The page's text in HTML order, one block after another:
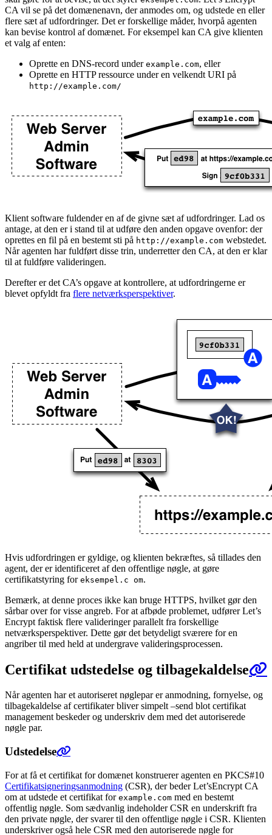
CA vil se på det domænenavn, der anmodes om, og udstede en eller
flere sæt af udfordringer. Det er forskellige måder, hvorpå agenten
kan bevise kontrol af domænet. For eksempel kan CA give klienten
et valg af enten:
Oprette en DNS-record under example.com, eller
Oprette en HTTP ressource under en velkendt URI på
http://example.com/
Klient software fuldender en af de givne sæt af udfordringer. Lad os
antage, at den er i stand til at udføre den anden opgave ovenfor: der
oprettes en fil på en bestemt sti på http://example.com webstedet.
Når agenten har fuldført disse trin, underretter den CA, at den er klar
til at fuldføre valideringen.
Derefter er det CA’s opgave at kontrollere, at udfordringerne er
blevet opfyldt fra flere netværksperspektiver.
Hvis udfordringen er gyldige, og klienten bekræftes, så tillades den
agent, der er identificeret af den offentlige nøgle, at gøre
certifikatstyring for eksempel.c om.
Bemærk, at denne proces ikke kan bruge HTTPS, hvilket gør den
sårbar over for visse angreb. For at afbøde problemet, udfører Let’s
Encrypt faktisk flere valideringer parallelt fra forskellige
netværksperspektiver. Dette gør det betydeligt sværere for en
angriber til med held at undergrave valideringsprocessen.
Certifikat udstedelse og tilbagekaldelse
Når agenten har et autoriseret nøglepar er anmodning, fornyelse, og
tilbagekaldelse af certifikater bliver simpelt –send blot certifikat
management beskeder og underskriv dem med det autoriserede
nøgle par.
Udstedelse
For at få et certifikat for domænet konstruerer agenten en PKCS#10
Certifikatsigneringsanmodning (CSR), der beder Let’sEncrypt CA
om at udstede et certifikat for example.com med en bestemt
offentlig nøgle. Som sædvanlig indeholder CSR en underskrift fra
den private nøgle, der svarer til den offentlige nøgle i CSR. Klienten
underskriver også hele CSR med den autoriserede nøgle for